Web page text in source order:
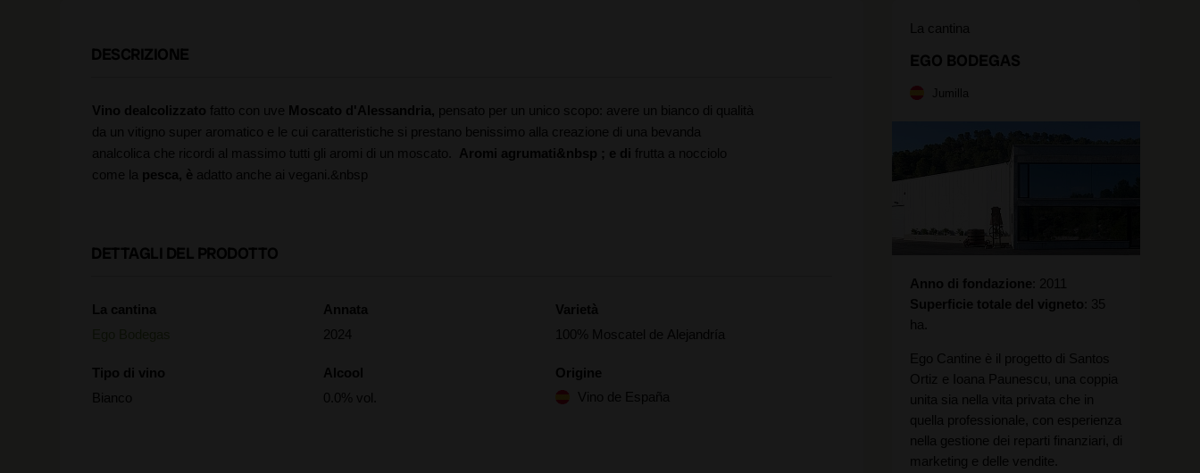
DESCRIZIONE
Vino dealcolizzato fatto con uve Moscato d'Alessandria, pensato per un unico scopo: avere un bianco di qualità
da un vitigno super aromatico e le cui caratteristiche si prestano benissimo alla creazione di una bevanda
analcolica che ricordi al massimo tutti gli aromi di un moscato. Aromi agrumati&nbsp ; e di frutta a nocciolo
come la pesca, è adatto anche ai vegani.&nbsp
DETTAGLI DEL PRODOTTO
La cantina
Tipo di vino
Bianco
Annata
2024
Alcool
0.0% vol.
Varietà
100% Moscatel de Alejandría
Origine
Vino de España
La cantina
EGO BODEGAS
Jumilla
Anno di fondazione
2011
Superficie totale del vigneto
35
ha.
Ego Cantine è il progetto di Santos
Ortiz e Ioana Paunescu, una coppia
unita sia nella vita privata che in
quella professionale, con esperienza
nella gestione dei reparti finanziari, di
marketing e delle vendite.